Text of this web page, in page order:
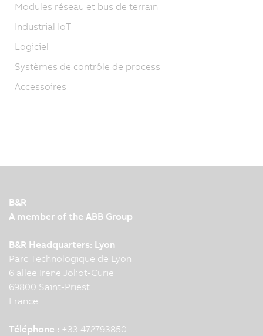
Modules réseau et bus de terrain
Industrial IoT
Logiciel
Systèmes de contrôle de process
Accessoires
B&R
A member of the ABB Group
B&R Headquarters: Lyon
Parc Technologique de Lyon
6 allee Irene Joliot-Curie
69800 Saint-Priest
France
Téléphone : +33 472793850